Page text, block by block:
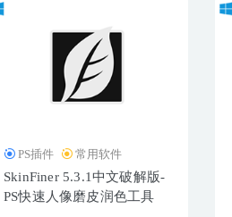
PS插件 常用软件
SkinFiner 5.3.1中文破解版-
PS快速人像磨皮润色工具